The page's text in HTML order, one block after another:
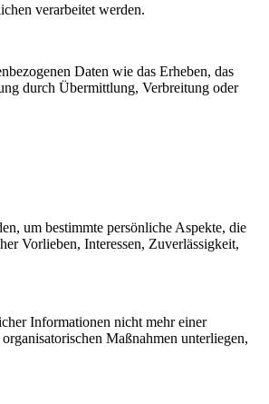
verarbeitet werden.
Daten wie das Erheben, das
durch Übermittlung, Verbreitung oder
um bestimmte persönliche Aspekte, die
Vorlieben, Interessen, Zuverlässigkeit,
Informationen nicht mehr einer
Maßnahmen unterliegen,